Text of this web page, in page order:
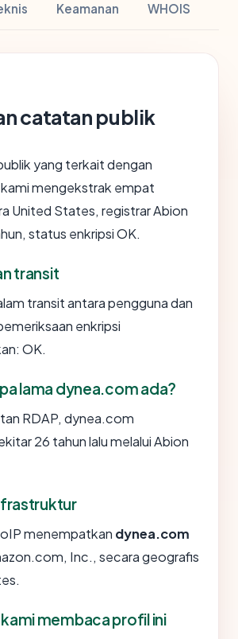
Keamanan WHOIS
catatan publik
yang terkait dengan
kami mengekstrak empat
United States, registrar Abion
status enkripsi OK.
transit
transit antara pengguna dan
enkripsi
OK.
lama dynea.com ada?
RDAP, dynea.com
26 tahun lalu melalui Abion
menempatkan dynea.com
Inc., secara geografis
membaca profil ini